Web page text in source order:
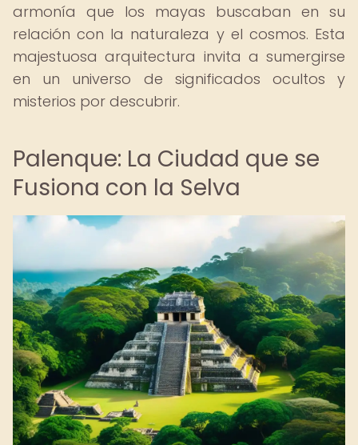
armonía que los mayas buscaban en su
relación con la naturaleza y el cosmos. Esta
majestuosa arquitectura invita a sumergirse
en un universo de significados ocultos y
misterios por descubrir.
Palenque: La Ciudad que se
Fusiona con la Selva